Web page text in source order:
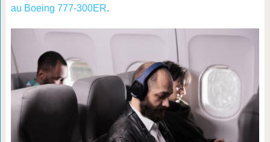
au Boeing 777-300ER.